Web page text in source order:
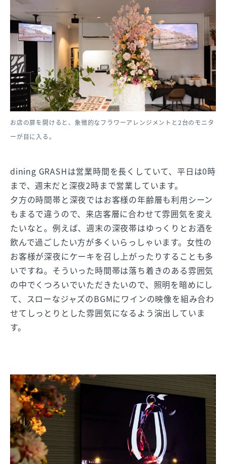
お店の扉を開けると、象徴的なフラワーアレンジメントと2台のモニタ
ーが目に入る。
dining GRASHは営業時間を長くしていて、平日は0時
まで、週末だと深夜2時まで営業しています。
夕方の時間帯と深夜ではお客様の年齢層も利用シーン
もまるで違うので、来店客層に合わせて雰囲気を変え
たいなと。例えば、週末の深夜帯はゆっくりとお酒を
飲んで過ごしたい方が多くいらっしゃいます。女性の
お客様が深夜にケーキを召し上がったりすることも多
いですね。そういった時間帯は落ち着きのある雰囲気
の中でくつろいでいただきたいので、照明を暗めにし
て、スローなジャズのBGMにワインの映像を組み合わ
せてしっとりとした雰囲気になるよう演出していま
す。